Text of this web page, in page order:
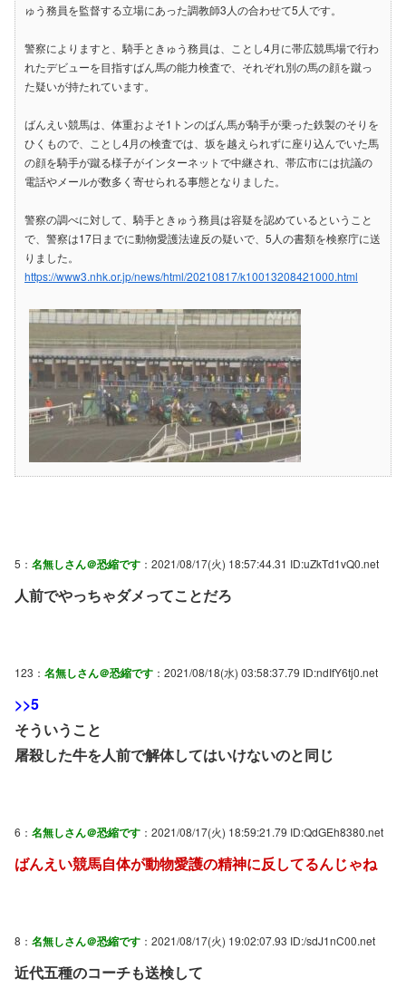
ゅう務員を監督する立場にあった調教師3人の合わせて5人です。
警察によりますと、騎手ときゅう務員は、ことし4月に帯広競馬場で行わ
れたデビューを目指すばん馬の能力検査で、それぞれ別の馬の顔を蹴っ
た疑いが持たれています。
ばんえい競馬は、体重およそ1トンのばん馬が騎手が乗った鉄製のそりを
ひくもので、ことし4月の検査では、坂を越えられずに座り込んでいた馬
の顔を騎手が蹴る様子がインターネットで中継され、帯広市には抗議の
電話やメールが数多く寄せられる事態となりました。
警察の調べに対して、騎手ときゅう務員は容疑を認めているということ
で、警察は17日までに動物愛護法違反の疑いで、5人の書類を検察庁に送
りました。
https://www3.nhk.or.jp/news/html/20210817/k10013208421000.html
5： 名無しさん＠恐縮です ：2021/08/17(火) 18:57:44.31 ID:uZkTd1vQ0.net
人前でやっちゃダメってことだろ
123： 名無しさん＠恐縮です ：2021/08/18(水) 03:58:37.79 ID:ndIfY6tj0.net
>>5
そういうこと
屠殺した牛を人前で解体してはいけないのと同じ
6： 名無しさん＠恐縮です ：2021/08/17(火) 18:59:21.79 ID:QdGEh8380.net
ばんえい競馬自体が動物愛護の精神に反してるんじゃね
8： 名無しさん＠恐縮です ：2021/08/17(火) 19:02:07.93 ID:/sdJ1nC00.net
近代五種のコーチも送検して